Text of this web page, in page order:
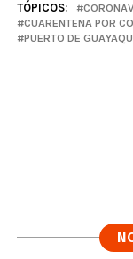
TÓPICOS:
CUARENTENA POR
PUERTO DE